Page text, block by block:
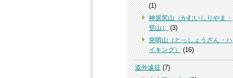
(1)
神居尻山（かむいしりやま・
登山）(3)
突哨山（とっしょうざん・ハ
イキング）(16)
道外遠征(7)